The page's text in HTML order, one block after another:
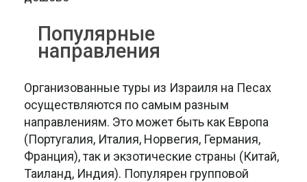
Популярные
направления
Организованные туры из Израиля на Песах
осуществляются по самым разным
направлениям. Это может быть как Европа
(Португалия, Италия, Норвегия, Германия,
Франция), так и экзотические страны (Китай,
Таиланд, Индия). Популярен групповой